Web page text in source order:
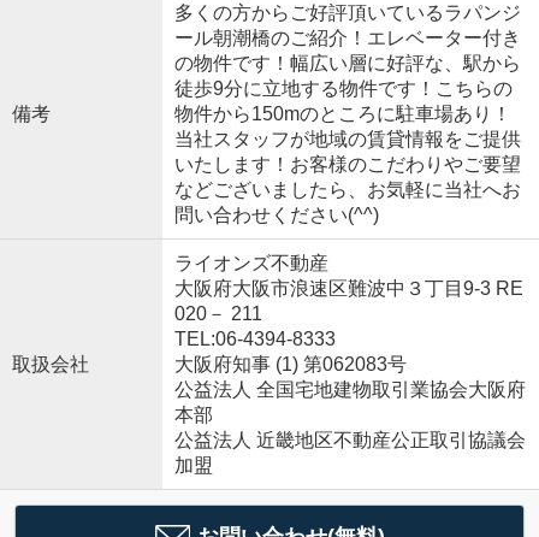
備考
多くの方からご好評頂いているラパンジ
ール朝潮橋のご紹介！エレベーター付き
の物件です！幅広い層に好評な、駅から
徒歩9分に立地する物件です！こちらの
物件から150mのところに駐車場あり！
当社スタッフが地域の賃貸情報をご提供
いたします！お客様のこだわりやご要望
などございましたら、お気軽に当社へお
問い合わせください(^^)
取扱会社
ライオンズ不動産
大阪府大阪市浪速区難波中３丁目9-3 RE
020－ 211
TEL:06-4394-8333
大阪府知事 (1) 第062083号
公益法人 全国宅地建物取引業協会大阪府
本部
公益法人 近畿地区不動産公正取引協議会
加盟